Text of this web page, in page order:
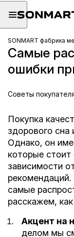
SONMART фабрика
Самые
ошибки
Советы
Покупка
здорового сна
Однако, он
которые
зависимости
самые
расскажем,
Акцент на
делом мы